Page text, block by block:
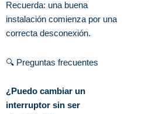
Recuerda: una buena
instalación comienza por una
correcta desconexión.
🔍 Preguntas frecuentes
¿Puedo cambiar un
interruptor sin ser